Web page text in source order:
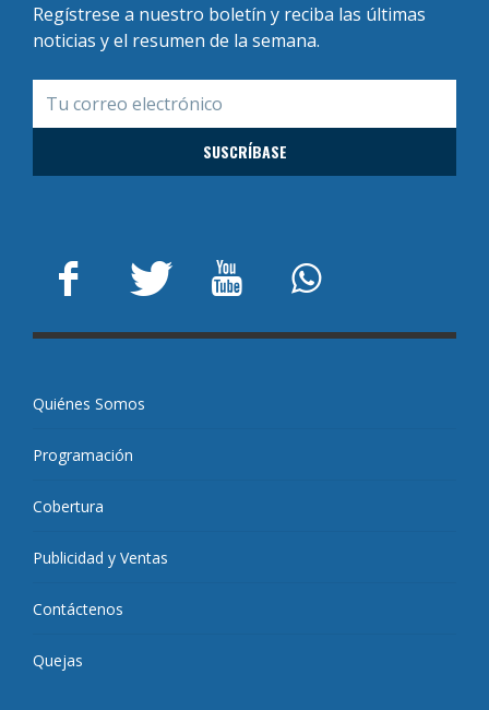
Regístrese a nuestro boletín y reciba las últimas
noticias y el resumen de la semana.
Quiénes Somos
Programación
Cobertura
Publicidad y Ventas
Contáctenos
Quejas